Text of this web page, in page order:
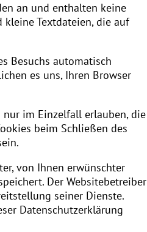
an und enthalten keine
kleine Textdateien, die auf
Besuchs automatisch
es uns, Ihren Browser
nur im Einzelfall erlauben, die
beim Schließen des
von Ihnen erwünschter
Der Websitebetreiber
seiner Dienste.
Datenschutzerklärung